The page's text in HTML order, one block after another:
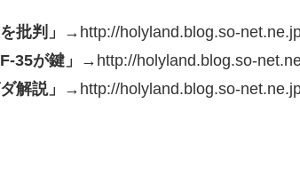
を批判」→ http://holyland.blog.so-
F-35が鍵」→ http://holyland.blog.so-
ダ解説」→ http://holyland.blog.so-